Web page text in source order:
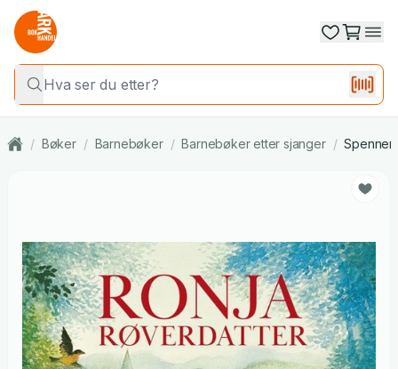
/ Bøker / Barnebøker / Barnebøker etter sjanger /